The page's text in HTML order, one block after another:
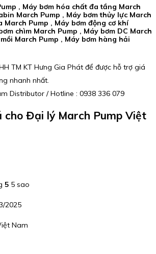
, Máy bơm hóa chất đa tầng March
March Pump , Máy bơm thủy lực March
March Pump , Máy bơm động cơ khí
chìm March Pump , Máy bơm DC March
March Pump , Máy bơm hàng hải
TM KT Hưng Gia Phát để được hỗ trợ giá
nhanh nhất.
Distributor / Hotline : 0938 336 079
cho Đại lý March Pump Việt
5 5 sao
2025
Nam